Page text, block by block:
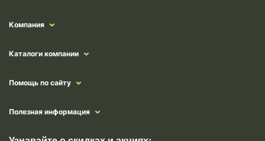
Компания
Каталоги компании
Помощь по сайту
Полезная информация